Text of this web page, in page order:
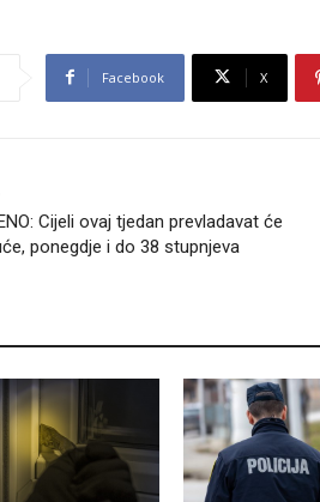
Facebook X
Cijeli ovaj tjedan prevladavat će
ponegdje i do 38 stupnjeva